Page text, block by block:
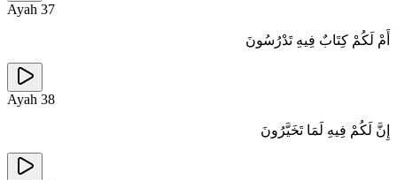
Ayah 37
أَمْ لَكُمْ كِتَابٌ فِيهِ تَدْرُسُونَ
Ayah 38
إِنَّ لَكُمْ فِيهِ لَمَا تَخَيَّرُونَ